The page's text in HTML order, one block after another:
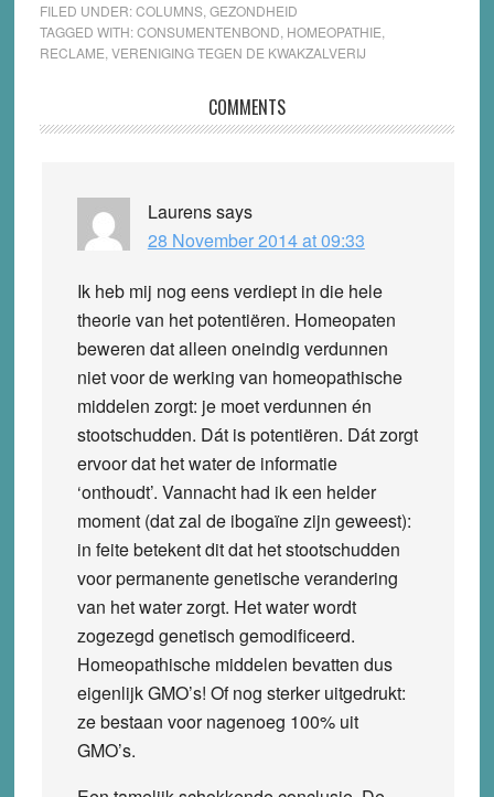
FILED UNDER:COLUMNS,GEZONDHEID
TAGGED WITH:CONSUMENTENBOND, HOMEOPATHIE,
RECLAME,VERENIGING TEGEN DE KWAKZALVERIJ
Interactions
COMMENTS
Laurenssays
28 November 2014 at 09:33
Ik heb mij nog eens verdiept in die hele
theorie van het potentiëren. Homeopaten
beweren dat alleen oneindig verdunnen
niet voor de werking van homeopathische
middelen zorgt: je moet verdunnen én
stootschudden. Dát is potentiëren. Dát zorgt
ervoor dat het water de informatie
‘onthoudt’. Vannacht had ik een helder
moment (dat zal de ibogaïne zijn geweest):
in feite betekent dit dat het stootschudden
voor permanente genetische verandering
van het water zorgt. Het water wordt
zogezegd genetisch gemodificeerd.
Homeopathische middelen bevatten dus
eigenlijk GMO’s! Of nog sterker uitgedrukt:
ze bestaan voor nagenoeg 100% uit
GMO’s.